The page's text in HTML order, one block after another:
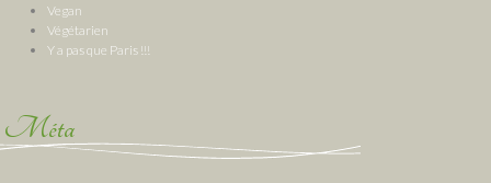
Vegan
Végétarien
Y a pas que Paris !!!
Méta